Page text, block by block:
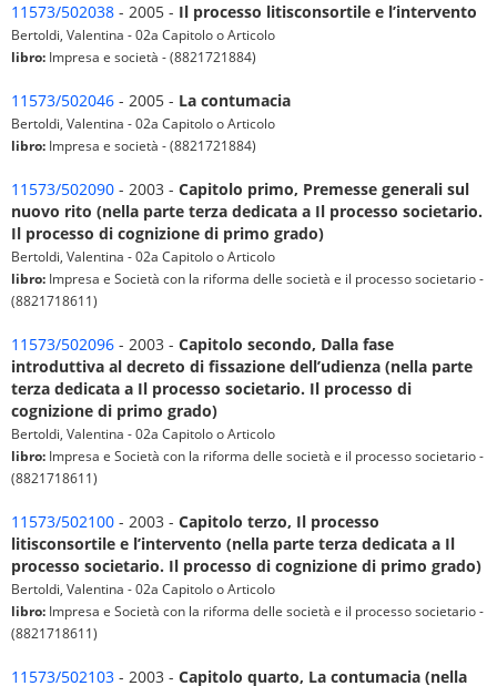
11573/502038 - 2005 - Il processo litisconsortile e l’intervento
Bertoldi, Valentina - 02a Capitolo o Articolo
libro: Impresa e società - (8821721884)
11573/502046 - 2005 - La contumacia
Bertoldi, Valentina - 02a Capitolo o Articolo
libro: Impresa e società - (8821721884)
11573/502090 - 2003 - Capitolo primo, Premesse generali sul
nuovo rito (nella parte terza dedicata a Il processo societario.
Il processo di cognizione di primo grado)
Bertoldi, Valentina - 02a Capitolo o Articolo
libro: Impresa e Società con la riforma delle società e il processo societario -
(8821718611)
11573/502096 - 2003 - Capitolo secondo, Dalla fase
introduttiva al decreto di fissazione dell’udienza (nella parte
terza dedicata a Il processo societario. Il processo di
cognizione di primo grado)
Bertoldi, Valentina - 02a Capitolo o Articolo
libro: Impresa e Società con la riforma delle società e il processo societario -
(8821718611)
11573/502100 - 2003 - Capitolo terzo, Il processo
litisconsortile e l’intervento (nella parte terza dedicata a Il
processo societario. Il processo di cognizione di primo grado)
Bertoldi, Valentina - 02a Capitolo o Articolo
libro: Impresa e Società con la riforma delle società e il processo societario -
(8821718611)
11573/502103 - 2003 - Capitolo quarto, La contumacia (nella